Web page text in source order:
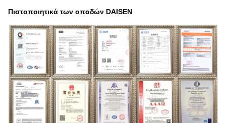
Πιστοποιητικά των οπαδών DAISEN